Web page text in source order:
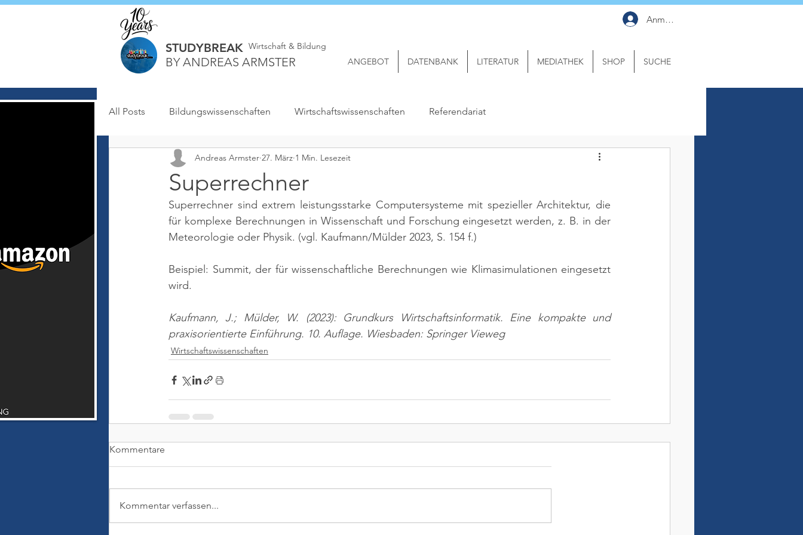
STUDYBREAK
BY ANDREAS ARMSTER
Wirtschaft & Bildung
Anmelden
ANGEBOT DATENBANK LITERATUR MEDIATHEK SHOP SUCHE
All Posts Bildungswissenschaften Wirtschaftswissenschaften Referendariat
Superrechner
Andreas Armster 27. März 1 Min. Lesezeit
Superrechner sind extrem leistungsstarke Computersysteme mit spezieller Architektur, die
für komplexe Berechnungen in Wissenschaft und Forschung eingesetzt werden, z. B. in der
Meteorologie oder Physik. (vgl. Kaufmann/Mülder 2023, S. 154 f.)
Beispiel: Summit, der für wissenschaftliche Berechnungen wie Klimasimulationen eingesetzt
wird.
Kaufmann, J.; Mülder, W. (2023): Grundkurs Wirtschaftsinformatik. Eine kompakte und
praxisorientierte Einführung. 10. Auflage. Wiesbaden: Springer Vieweg
Wirtschaftswissenschaften
Kommentare
Kommentar verfassen...